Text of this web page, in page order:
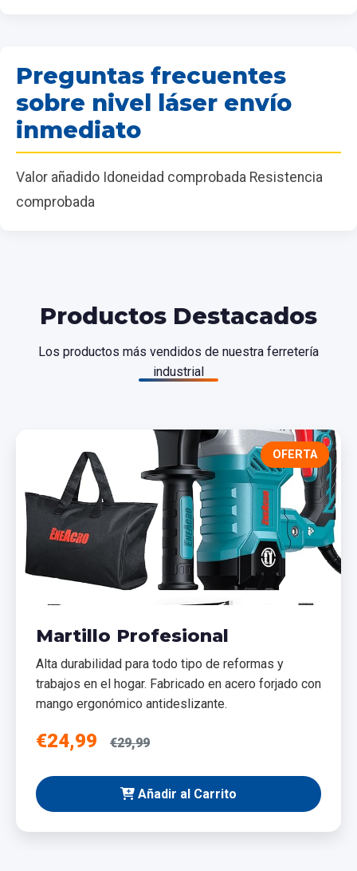
Preguntas frecuentes
sobre nivel láser envío
inmediato
Valor añadido Idoneidad comprobada Resistencia
comprobada
Productos Destacados
Los productos más vendidos de nuestra ferretería
industrial
OFERTA
Martillo Profesional
Alta durabilidad para todo tipo de reformas y
trabajos en el hogar. Fabricado en acero forjado con
mango ergonómico antideslizante.
€24,99 €29,99
Añadir al Carrito